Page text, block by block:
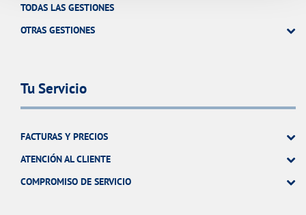
TODAS LAS GESTIONES
OTRAS GESTIONES
Tu Servicio
FACTURAS Y PRECIOS
ATENCIÓN AL CLIENTE
COMPROMISO DE SERVICIO